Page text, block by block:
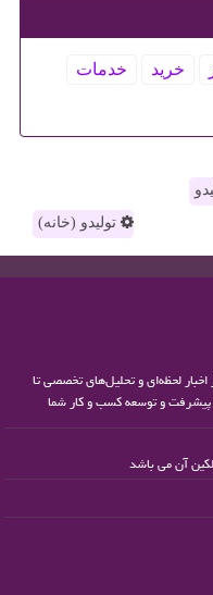
خرید
خدمات
تولیدو (خانه)
لحظه‌ای و تحلیل‌های تخصصی تا
پیشرفت و توسعه کسب و کار شما